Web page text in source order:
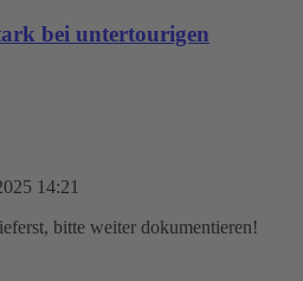
bei untertourigen
14:21
bitte weiter dokumentieren!